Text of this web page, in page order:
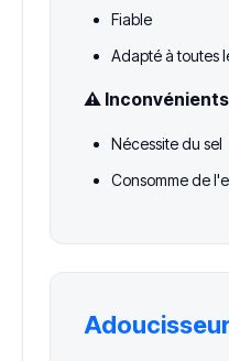
Fiable
Adapté à toutes
⚠️ Inconvénients
Nécessite du sel
Consomme de